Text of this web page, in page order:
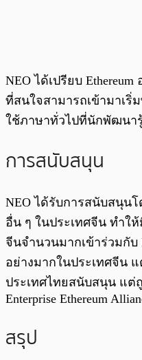
NEO ได้เปรียบ
ที่สนใจสามารถเข้ามาเริ่
ใช้ภาษาทั่วไปที่นักพัฒนา
การสนับสนุน
NEO ได้รับการสนับสนุน
อื่น ๆ ในประเทศจีน ทำใ
จีนจำนวนมากเข้าร่วมกั
อย่างมากในประเทศจีน แ
ประเทศไทยสนับสนุน แ
Enterprise Ethereum
สรุป